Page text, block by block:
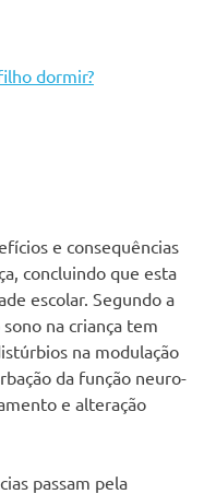
dormir?
e consequências
concluindo que esta
escolar. Segundo a
na criança tem
na modulação
da função neuro-
e alteração
passam pela